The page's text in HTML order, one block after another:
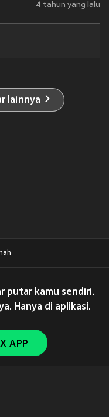
4 tahun yang lalu
lainnya
putar kamu sendiri.
Hanya di aplikasi.
APP